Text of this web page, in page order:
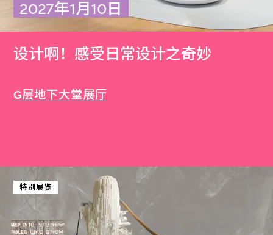
2027年1月10日
设计啊！感受日常设计之奇妙
G层地下大堂展厅
特别展览